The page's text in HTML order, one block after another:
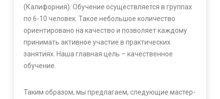
(Калифорния). Обучение осуществляется в группах
по 6-10 человек. Такое небольшое количество
ориентировано на качество и позволяет каждому
принимать активное участие в практических
занятиях. Наша главная цель – качественное
обучение.
Таким образом, мы предлагаем, следующие мастер-